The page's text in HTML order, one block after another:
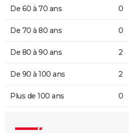
De 60 à 70 ans 0
De 70 à 80 ans 0
De 80 à 90 ans 2
De 90 à 100 ans 2
Plus de 100 ans 0